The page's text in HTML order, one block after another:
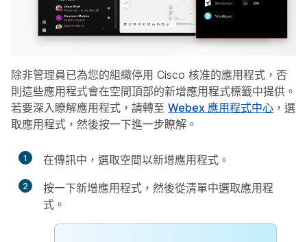
除非管理員已為您的組織停用 Cisco 核准的應用程式，否
則這些應用程式會在空間頂部的新增應用程式標籤中提供。
若要深入瞭解應用程式，請轉至 Webex 應用程式中心 ，選
取應用程式，然後按一下進一步瞭解 。
1 在傳訊中，選取空間以新增應用程式。
2 按一下新增應用程式 ，然後從清單中選取應用程
式。